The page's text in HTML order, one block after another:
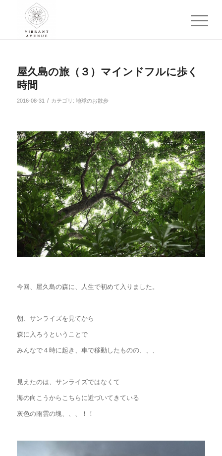
屋久島の旅（３）マインドフルに歩く
時間
2016-08-31 / カテゴリ: 地球のお散歩
今回、屋久島の森に、人生で初めて入りました。
朝、サンライズを見てから
森に入ろうということで
みんなで４時に起き、車で移動したものの、、、
見えたのは、サンライズではなくて
海の向こうからこちらに近づいてきている
灰色の雨雲の塊、、、！！